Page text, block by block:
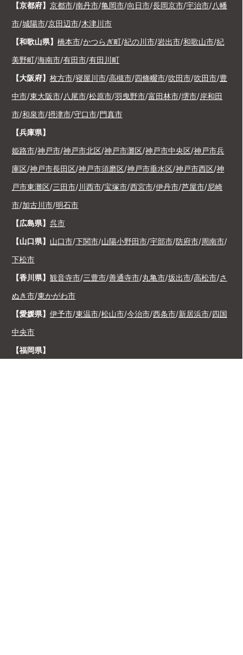
【京都府】 京都市/南丹市/亀岡市/向日市/長岡京市/宇治市/八幡
市/城陽市/京田辺市/木津川市
【和歌山県】 橋本市/かつらぎ町/紀の川市/岩出市/和歌山市/紀
美野町/海南市/有田市/有田川町
【大阪府】 枚方市/寝屋川市/高槻市/四條畷市/吹田市/吹田市/豊
中市/東大阪市/八尾市/松原市/羽曳野市/富田林市/堺市/岸和田
市/和泉市/摂津市/守口市/門真市
【兵庫県】
姫路市/神戸市/神戸市北区/神戸市灘区/神戸市中央区/神戸市兵
庫区/神戸市長田区/神戸市須磨区/神戸市垂水区/神戸市西区/神
戸市東灘区/三田市/川西市/宝塚市/西宮市/伊丹市/芦屋市/尼崎
市/加古川市/明石市
【広島県】 呉市
【山口県】 山口市/下関市/山陽小野田市/宇部市/防府市/周南市/
下松市
【香川県】 観音寺市/三豊市/善通寺市/丸亀市/坂出市/高松市/さ
ぬき市/東かがわ市
【愛媛県】 伊予市/東温市/松山市/今治市/西条市/新居浜市/四国
中央市
【福岡県】